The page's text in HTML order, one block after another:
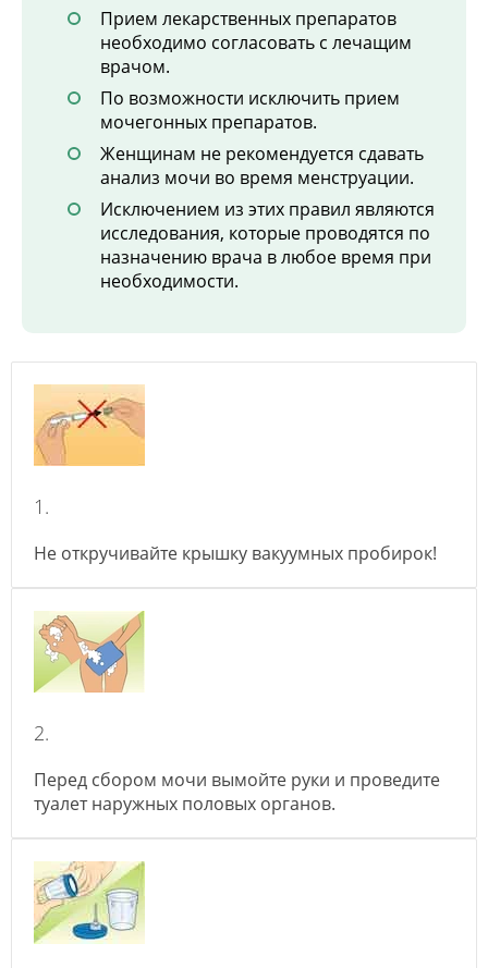
Прием лекарственных препаратов
необходимо согласовать с лечащим
врачом.
По возможности исключить прием
мочегонных препаратов.
Женщинам не рекомендуется сдавать
анализ мочи во время менструации.
Исключением из этих правил являются
исследования, которые проводятся по
назначению врача в любое время при
необходимости.
1.
Не откручивайте крышку вакуумных пробирок!
2.
Перед сбором мочи вымойте руки и проведите
туалет наружных половых органов.